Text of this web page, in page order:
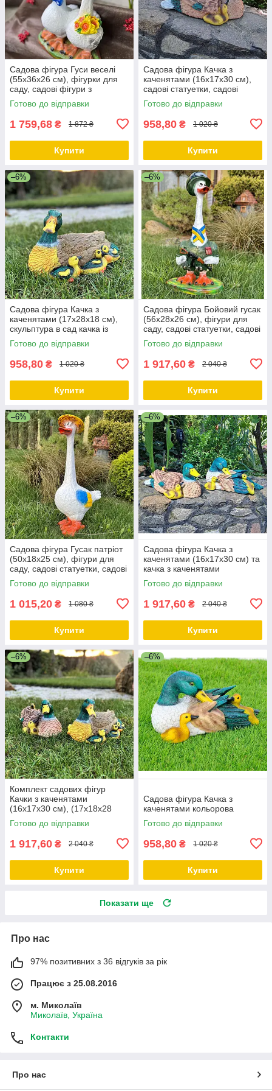
Садова фігура Гуси веселі
(55х36х26 см), фігурки для
саду, садові фігури з
полістоуну, садово-паркові
фігури
Готово до відправки
1 759,68 ₴ 1 872 ₴
Купити
Садова фігура Качка з
каченятами (16х17х30 см),
садові статуетки, садові
фігури з полістоуну
Готово до відправки
958,80 ₴ 1 020 ₴
Купити
–6%
Садова фігура Качка з
каченятами (17х28х18 см),
скульптура в сад качка із
полістоуну садово-паркові
фігури
Готово до відправки
958,80 ₴ 1 020 ₴
Купити
–6%
Садова фігура Бойовий гусак
(56х28х26 см), фігури для
саду, садові статуетки, садові
фігури з полістоуну
Готово до відправки
1 917,60 ₴ 2 040 ₴
Купити
–6%
Садова фігура Гусак патріот
(50х18х25 см), фігури для
саду, садові статуетки, садові
фігури з полістоуну
Готово до відправки
1 015,20 ₴ 1 080 ₴
Купити
–6%
Садова фігура Качка з
каченятами (16х17х30 см) та
качка з каченятами
кольорова (16х17х30 см),
фігури садові, фігури для
Готово до відправки
1 917,60 ₴ 2 040 ₴
Купити
–6%
Комплект садових фігур
Качки з каченятами
(16х17х30 см), (17х18х28
см), фігури садові, фігури
для саду, садові статуетки,
Готово до відправки
1 917,60 ₴ 2 040 ₴
Купити
–6%
Садова фігура Качка з
каченятами кольорова
Готово до відправки
958,80 ₴ 1 020 ₴
Купити
Показати ще
Про нас
97% позитивних з 36 відгуків за рік
Працює з 25.08.2016
м. Миколаїв
Миколаїв, Україна
Контакти
Про нас